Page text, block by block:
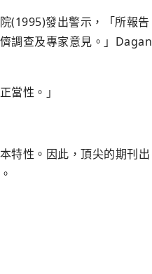
(1995)發出警示，「所報告
調查及專家意見。」Dagan
當性。」
特性。因此，頂尖的期刊出